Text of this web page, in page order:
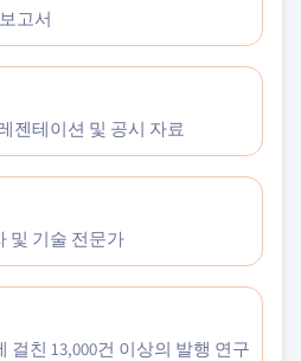
고서
젠테이션 및 공시 자료
및 기술 전문가
걸친 13,000건 이상의 발행 연구